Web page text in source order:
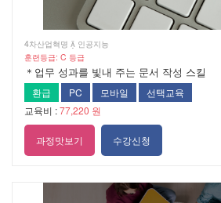
4차산업혁명  인공지능
훈련등급: C 등급
＊업무 성과를 빛내 주는 문서 작성 스킬
환급 PC 모바일
선택교육
교육비 :77,220 원
과정맛보기 수강신청